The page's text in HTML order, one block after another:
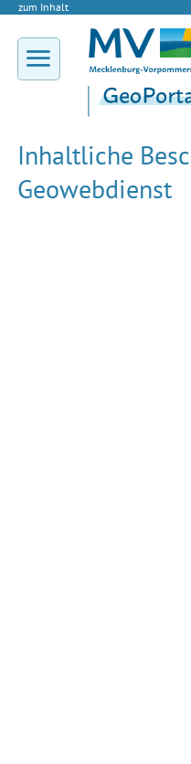
zum Inhalt
Inhaltliche
Geowebdienst